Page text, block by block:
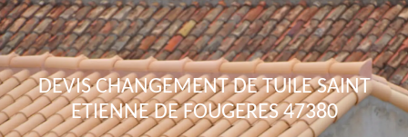
DEVIS CHANGEMENT DE TUILE SAINT
ETIENNE DE FOUGERES 47380